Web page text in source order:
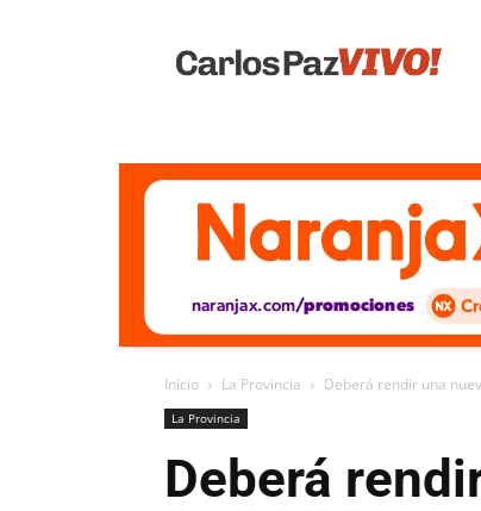
Vivo
Inicio La Provincia Deberá rendir una
La Provincia
Deberá